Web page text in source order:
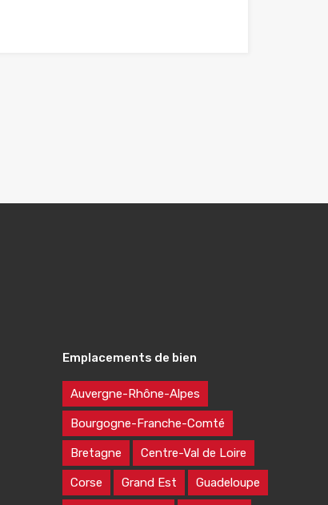
Emplacements de bien
Auvergne-Rhône-Alpes
Bourgogne-Franche-Comté
Bretagne Centre-Val de Loire
Corse Grand Est Guadeloupe